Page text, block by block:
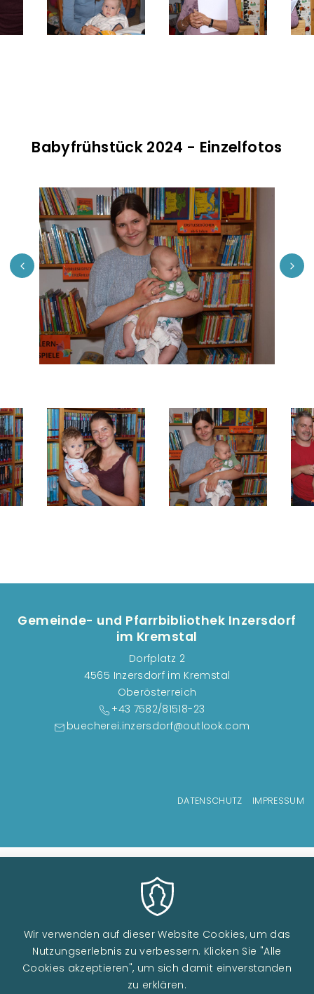
Babyfrühstück 2024 - Einzelfotos
Gemeinde- und Pfarrbibliothek Inzersdorf
im Kremstal
Dorfplatz 2
4565 Inzersdorf im Kremstal
Oberösterreich
+43 7582/81518-23
buecherei.inzersdorf@outlook.com
DATENSCHUTZ IMPRESSUM
Wir verwenden auf dieser Website Cookies, um das
Nutzungserlebnis zu verbessern. Klicken Sie "Alle
Cookies akzeptieren", um sich damit einverstanden
zu erklären.